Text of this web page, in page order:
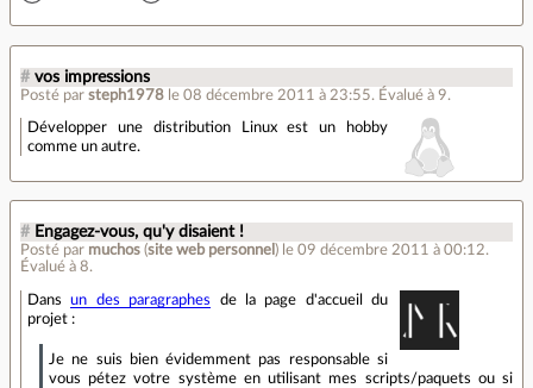
# vos impressions
Posté par steph1978 le 08 décembre 2011 à 23:55. Évalué à 9.
Développer une distribution Linux est un hobby
comme un autre.
# Engagez-vous, qu'y disaient !
Posté par muchos (site web personnel ) le 09 décembre 2011 à 00:12.
Évalué à 8.
Dansun des paragraphes de la page d'accueil du
projet :
Je ne suis bien évidemment pas responsable si
vous pétez votre système en utilisant mes scripts/paquets ou si